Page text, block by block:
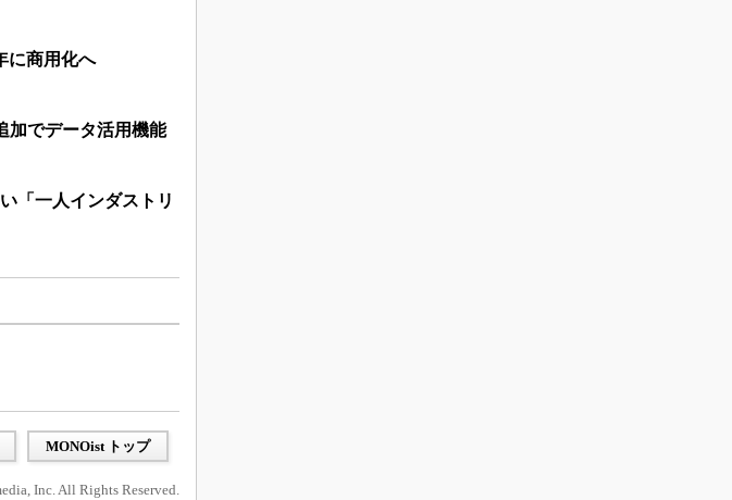
に商用化へ
加でデータ活用機能
「一人インダストリ
MONOist トップ
Inc. All Rights Reserved.